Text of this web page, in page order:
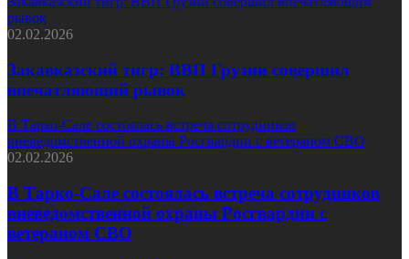
рывок
02.02.2026
Закавказский тигр: ВВП Грузии совершил
впечатляющий рывок
В Тарко-Сале состоялась встреча сотрудников
вневедомственной охраны Росгвардии с ветераном СВО
02.02.2026
В Тарко-Сале состоялась встреча сотрудников
вневедомственной охраны Росгвардии с
ветераном СВО